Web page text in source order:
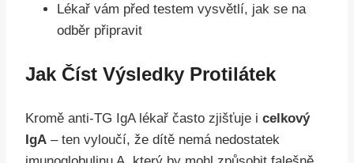
Lékař vám před testem vysvětlí, jak se na
odběr připravit
Jak Číst Výsledky Protilátek
Kromě anti-TG IgA lékař často zjišťuje i celkový
IgA – ten vyloučí, že dítě nemá nedostatek